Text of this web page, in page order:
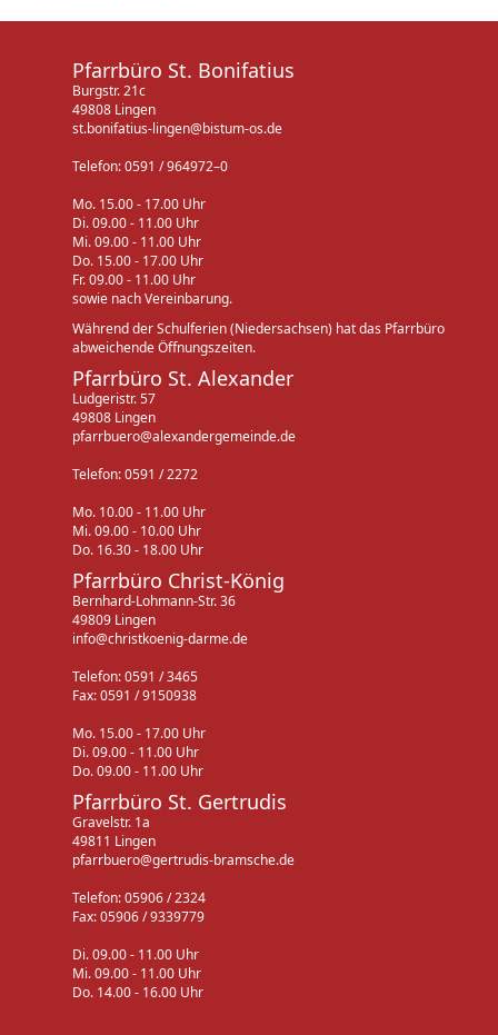
Pfarrbüro St. Bonifatius
Burgstr. 21c
49808 Lingen
st.bonifatius-lingen@bistum-os.de
Telefon: 0591 / 964972–0
Mo. 15.00 - 17.00 Uhr
Di. 09.00 - 11.00 Uhr
Mi. 09.00 - 11.00 Uhr
Do. 15.00 - 17.00 Uhr
Fr. 09.00 - 11.00 Uhr
sowie nach Vereinbarung.
Während der Schulferien (Niedersachsen) hat das Pfarrbüro
abweichende Öffnungszeiten.
Pfarrbüro St. Alexander
Ludgeristr. 57
49808 Lingen
pfarrbuero@alexandergemeinde.de
Telefon: 0591 / 2272
Mo. 10.00 - 11.00 Uhr
Mi. 09.00 - 10.00 Uhr
Do. 16.30 - 18.00 Uhr
Pfarrbüro Christ-König
Bernhard-Lohmann-Str. 36
49809 Lingen
info@christkoenig-darme.de
Telefon: 0591 / 3465
Fax: 0591 / 9150938
Mo. 15.00 - 17.00 Uhr
Di. 09.00 - 11.00 Uhr
Do. 09.00 - 11.00 Uhr
Pfarrbüro St. Gertrudis
Gravelstr. 1a
49811 Lingen
pfarrbuero@gertrudis-bramsche.de
Telefon: 05906 / 2324
Fax: 05906 / 9339779
Di. 09.00 - 11.00 Uhr
Mi. 09.00 - 11.00 Uhr
Do. 14.00 - 16.00 Uhr